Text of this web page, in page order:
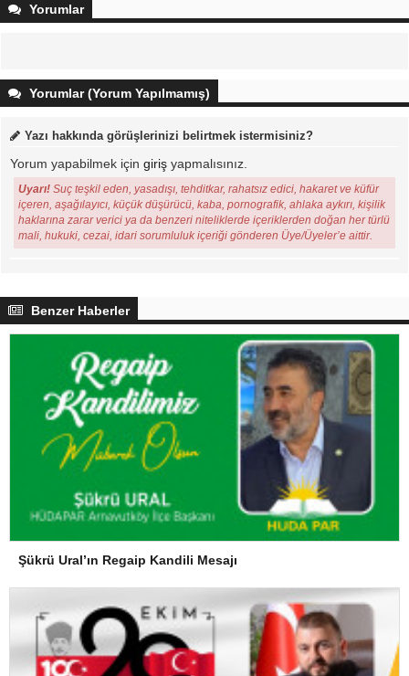
Yorumlar
Yorumlar (Yorum Yapılmamış)
Yazı hakkında görüşlerinizi belirtmek istermisiniz?
Yorum yapabilmek için giriş yapmalısınız.
Uyarı! Suç teşkil eden, yasadışı, tehditkar, rahatsız edici, hakaret ve küfür
içeren, aşağılayıcı, küçük düşürücü, kaba, pornografik, ahlaka aykırı, kişilik
haklarına zarar verici ya da benzeri niteliklerde içeriklerden doğan her türlü
mali, hukuki, cezai, idari sorumluluk içeriği gönderen Üye/Üyeler’e aittir.
Benzer Haberler
Şükrü Ural’ın Regaip Kandili Mesajı